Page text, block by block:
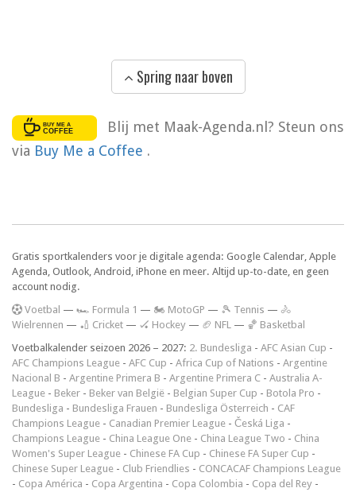
Spring naar boven
Blij met Maak-Agenda.nl? Steun ons
via Buy Me a Coffee .
Gratis sportkalenders voor je digitale agenda: Google Calendar, Apple
Agenda, Outlook, Android, iPhone en meer. Altijd up-to-date, en geen
account nodig.
Voetbal — 🏎️ Formula 1 — 🏍 MotoGP — 🎾 Tennis — 🚴
Wielrennen — 🏏 Cricket — 🏑 Hockey — 🏈 NFL — 🏀 Basketbal
Voetbalkalender seizoen 2026 – 2027: 2. Bundesliga - AFC Asian Cup -
AFC Champions League - AFC Cup - Africa Cup of Nations - Argentine
Nacional B - Argentine Primera B - Argentine Primera C - Australia A-
League - Beker - Beker van België - Belgian Super Cup - Botola Pro -
Bundesliga - Bundesliga Frauen - Bundesliga Österreich - CAF
Champions League - Canadian Premier League - Česká Liga -
Champions League - China League One - China League Two - China
Women's Super League - Chinese FA Cup - Chinese FA Super Cup -
Chinese Super League - Club Friendlies - CONCACAF Champions League
- Copa América - Copa Argentina - Copa Colombia - Copa del Rey -